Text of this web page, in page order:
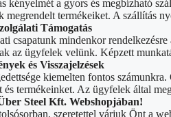
kényelmét a gyors és megbízható
megrendelt termékeiket. A szállítás
Támogatás
csapatunk mindenkor
az ügyfelek velünk. Képzett
és Visszajelzések
kiemelten fontos
és termékeinket. Az ügyfelek által
Steel Kft. Webshopjában!
szeretettel várjuk Önt a